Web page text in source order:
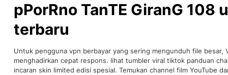
pPorRno TanTE GiranG 108
terbaru
Untuk pengguna vpn berbayar yang sering mengunduh file besar,
menghadirkan cepat respons. lihat tumbler viral tiktok panduan
incaran skin limited edisi spesial. Temukan channel film YouTube